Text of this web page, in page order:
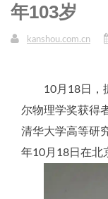
年103岁
kanshou.com.cn
10月18日，
尔物理学奖获得
清华大学高等研
年10月18日在北